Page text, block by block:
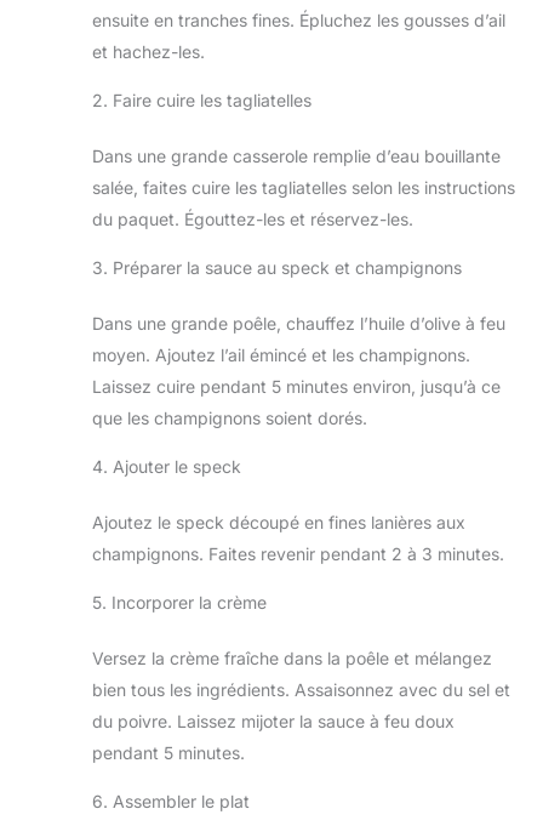
ensuite en tranches fines. Épluchez les gousses d’ail
et hachez-les.
2. Faire cuire les tagliatelles
Dans une grande casserole remplie d’eau bouillante
salée, faites cuire les tagliatelles selon les instructions
du paquet. Égouttez-les et réservez-les.
3. Préparer la sauce au speck et champignons
Dans une grande poêle, chauffez l’huile d’olive à feu
moyen. Ajoutez l’ail émincé et les champignons.
Laissez cuire pendant 5 minutes environ, jusqu’à ce
que les champignons soient dorés.
4. Ajouter le speck
Ajoutez le speck découpé en fines lanières aux
champignons. Faites revenir pendant 2 à 3 minutes.
5. Incorporer la crème
Versez la crème fraîche dans la poêle et mélangez
bien tous les ingrédients. Assaisonnez avec du sel et
du poivre. Laissez mijoter la sauce à feu doux
pendant 5 minutes.
6. Assembler le plat